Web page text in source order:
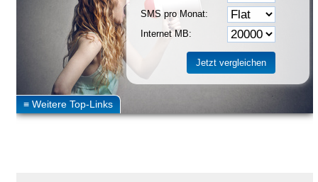
SMS pro Monat:
Internet MB: